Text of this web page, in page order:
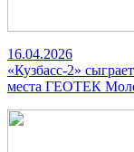
16.04.2026
«Кузбасс-2»
места ГЕОТЕК